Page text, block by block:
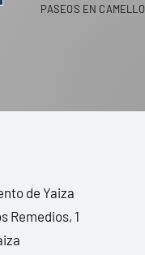
PASEOS EN CAMELLO
de Yaiza
Remedios, 1